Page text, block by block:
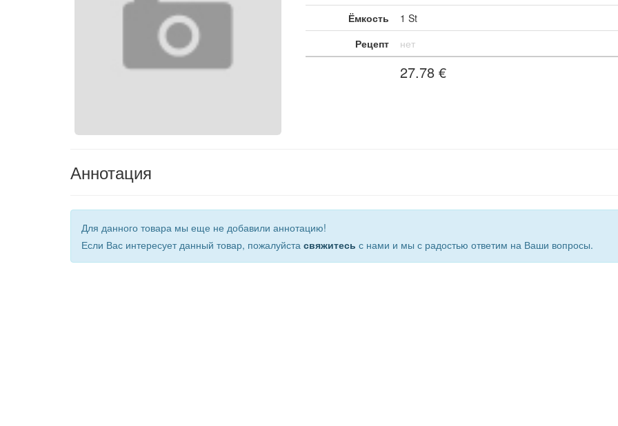
Ёмкость
1 St
Рецепт
нет
27.78 €
Аннотация
Для данного товара мы еще не добавили аннотацию!
Если Вас интересует данный товар, пожалуйста свяжитесь с нами и мы с радостью ответим на Ваши вопросы.